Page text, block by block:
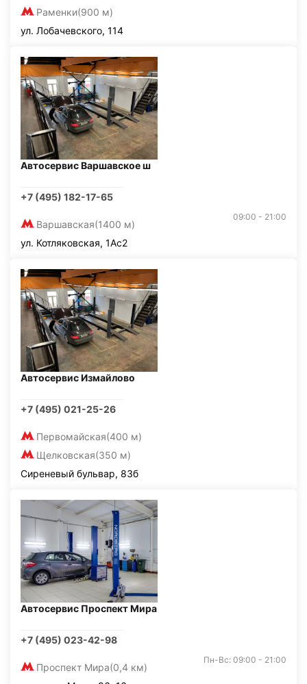
Раменки(900 м)
ул. Лобачевского, 114
Автосервис Варшавское ш
+7 (495) 182-17-65
Варшавская(1400 м)
09:00 - 21:00
ул. Котляковская, 1Ас2
Автосервис Измайлово
+7 (495) 021-25-26
Первомайская(400 м)
Щелковская(350 м)
Сиреневый бульвар, 83б
Автосервис Проспект Мира
+7 (495) 023-42-98
Проспект Мира(0,4 км)
Пн-Вс: 09:00 - 21:00